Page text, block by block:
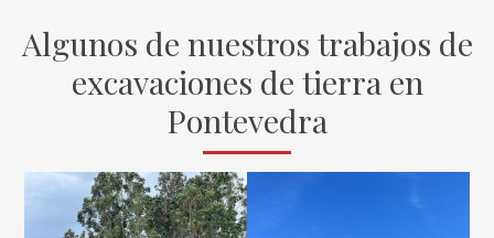
Algunos de nuestros trabajos de
excavaciones de tierra en
Pontevedra